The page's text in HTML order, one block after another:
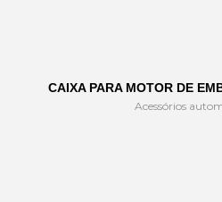
CAIXA PARA MOTOR DE
Acessórios